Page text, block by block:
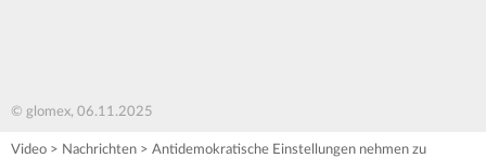
© glomex, 06.11.2025
Video > Nachrichten > Antidemokratische Einstellungen nehmen zu